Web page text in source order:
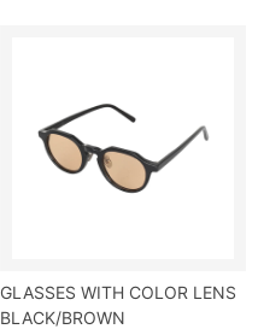
GLASSES WITH COLOR LENS
BLACK/BROWN